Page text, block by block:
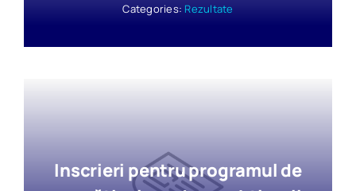
Categories: Rezultate
Inscrieri pentru programul de